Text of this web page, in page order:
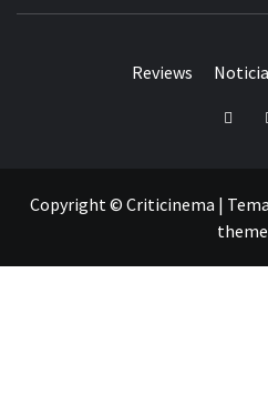
Reviews
Copyright © Criticinema |